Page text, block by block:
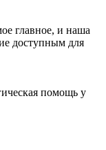
главное, и наша
доступным для
помощь у